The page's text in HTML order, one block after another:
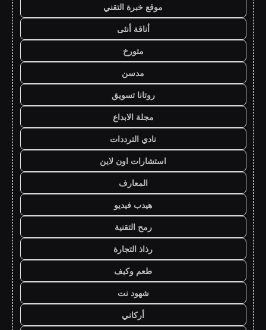
موقع خبرة التقني
أناقة أنثى
متورخ
مدسن
روتانا تسويق
مجلة الابداع
نادي الترددات
استشارات اون لاين
المعارف
هيدب فيديو
رمح التقنية
رذاذ التجارة
طعم وكيف
شهود نت
أركاني